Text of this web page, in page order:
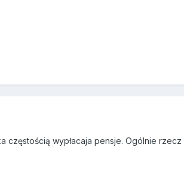
wypłacaja pensje. Ogólnie